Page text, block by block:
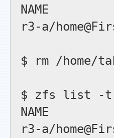
NAME
r3-a/
$ rm /home/
$ zfs list -t
NAME